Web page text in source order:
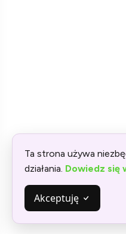
Ta strona używa
działania. Dowiedz się
Akceptuję